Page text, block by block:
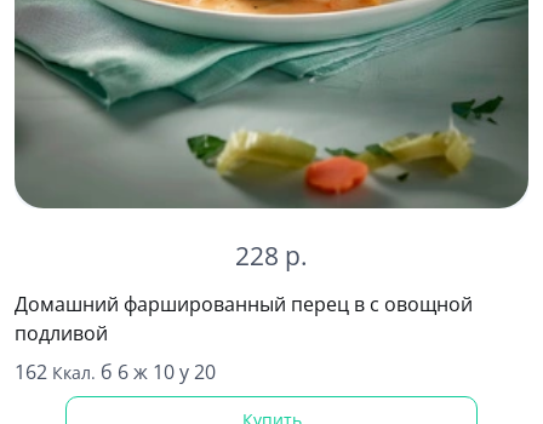
228 р.
Домашний фаршированный перец в с овощной
подливой
162 Ккал. б 6 ж 10 у 20